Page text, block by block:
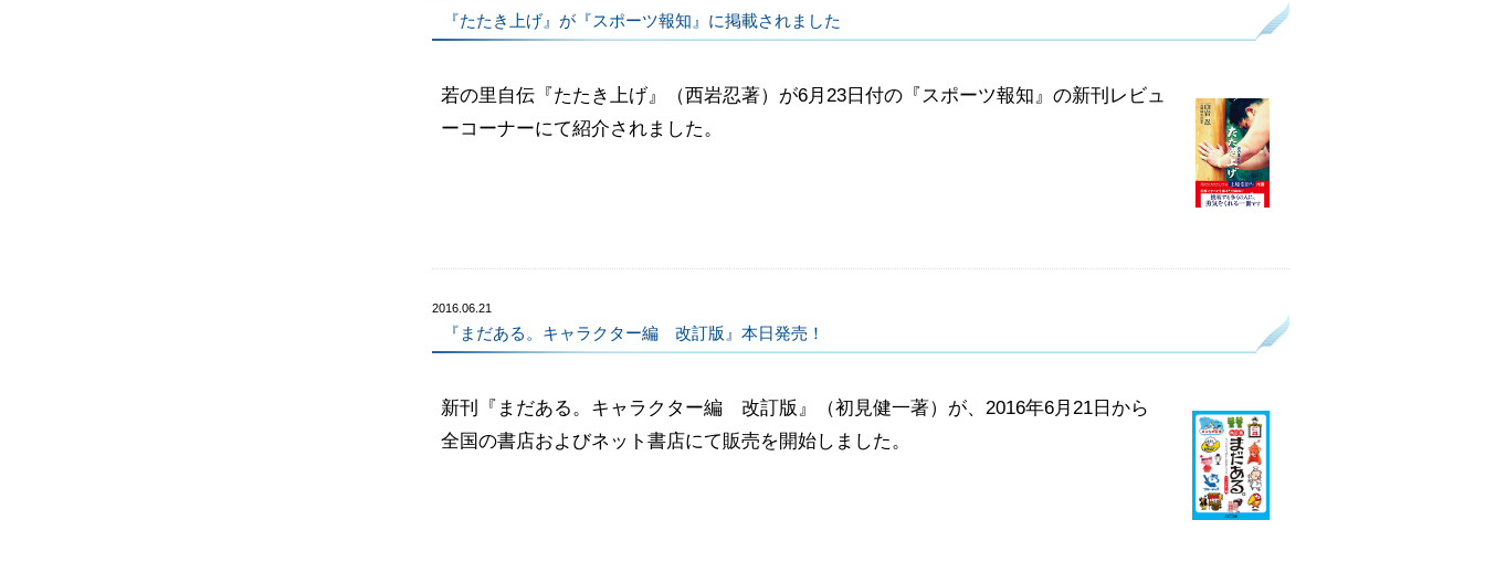
『たたき上げ』が『スポーツ報知』に掲載されました
若の里自伝『たたき上げ』（西岩忍著）が6月23日付の『スポーツ報知』の新刊レビュ
ーコーナーにて紹介されました。
2016.06.21
『まだある。キャラクター編 改訂版』本日発売！
新刊『まだある。キャラクター編 改訂版』（初見健一著）が、2016年6月21日から
全国の書店およびネット書店にて販売を開始しました。